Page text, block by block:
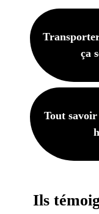
Ils
ça
Tout